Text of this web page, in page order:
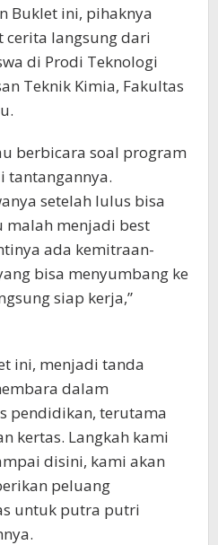
Buklet ini, pihaknya
cerita langsung dari
di Prodi Teknologi
Teknik Kimia, Fakultas
berbicara soal program
tantangannya.
setelah lulus bisa
malah menjadi best
ada kemitraan-
bisa menyumbang ke
siap kerja,”
ini, menjadi tanda
dalam
pendidikan, terutama
kertas. Langkah kami
disini, kami akan
peluang
untuk putra putri